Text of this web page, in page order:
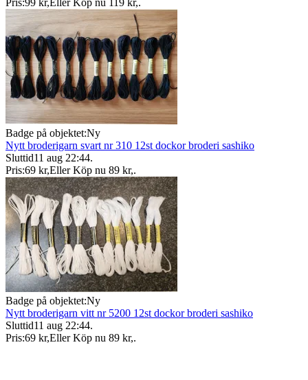
Pris:99 kr,Eller Köp nu 119 kr,.
Badge på objektet:Ny
Nytt broderigarn svart nr 310 12st dockor broderi sashiko
Sluttid11 aug 22:44.
Pris:69 kr,Eller Köp nu 89 kr,.
Badge på objektet:Ny
Nytt broderigarn vitt nr 5200 12st dockor broderi sashiko
Sluttid11 aug 22:44.
Pris:69 kr,Eller Köp nu 89 kr,.